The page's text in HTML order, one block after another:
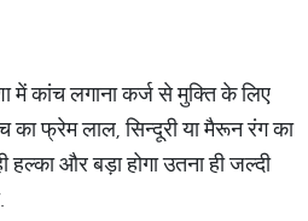
में कांच लगाना कर्ज से मुक्ति के लिए
का फ्रेम लाल, सिन्दूरी या मैरून रंग का
हल्का और बड़ा होगा उतना ही जल्दी